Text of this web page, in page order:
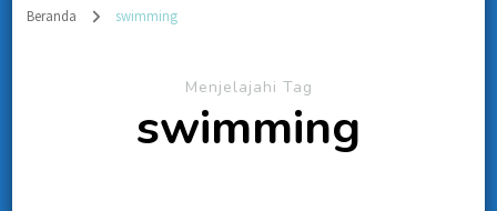
Beranda swimming
Menjelajahi Tag
swimming